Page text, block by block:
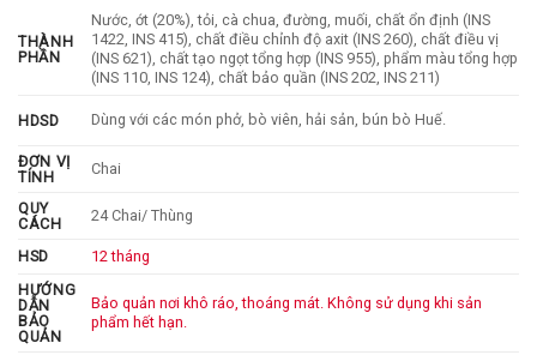
THÀNH
PHẦN
Nước, ớt (20%), tỏi, cà chua, đường, muối, chất ổn định (INS
1422, INS 415), chất điều chỉnh độ axit (INS 260), chất điều vị
(INS 621), chất tạo ngọt tổng hợp (INS 955), phẩm màu tổng hợp
(INS 110, INS 124), chất bảo quần (INS 202, INS 211)
HDSD Dùng với các món phở, bò viên, hải sản, bún bò Huế.
ĐƠN VỊ
TÍNH
Chai
QUY
CÁCH
24 Chai/ Thùng
HSD
12 tháng
HƯỚNG
DẪN
BẢO
QUẢN
Bảo quản nơi khô ráo, thoáng mát. Không sử dụng khi sản
phẩm hết hạn.